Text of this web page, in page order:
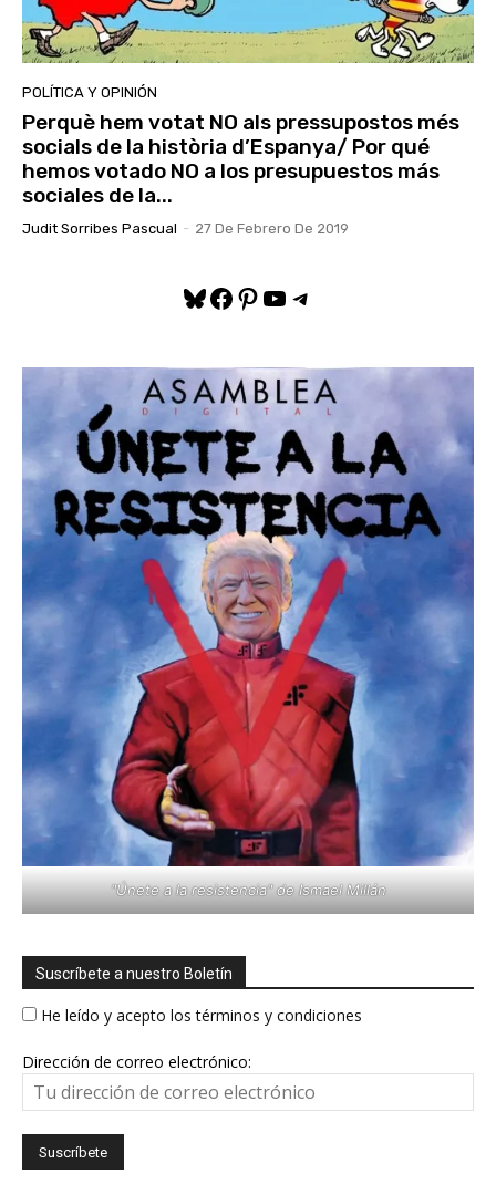
POLÍTICA Y OPINIÓN
Perquè hem votat NO als pressupostos més
socials de la història d’Espanya/ Por qué
hemos votado NO a los presupuestos más
sociales de la...
Judit Sorribes Pascual - 27 De Febrero De 2019
Bluesky
Facebook
Pinterest
YouTube
Telegram
"Únete a la resistencia" de Ismael Millán
Suscríbete a nuestro Boletín
He leído y acepto los términos y condiciones
Dirección de correo electrónico: